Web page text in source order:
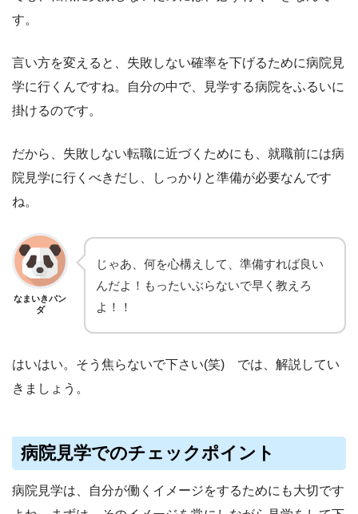
す。
言い方を変えると、失敗しない確率を下げるために病院見
学に行くんですね。自分の中で、見学する病院をふるいに
掛けるのです。
だから、失敗しない転職に近づくためにも、就職前には病
院見学に行くべきだし、しっかりと準備が必要なんです
ね。
なまいきパン
ダ
じゃあ、何を心構えして、準備すれば良い
んだよ！もったいぶらないで早く教えろ
よ！！
はいはい。そう焦らないで下さい(笑) では、解説してい
きましょう。
病院見学でのチェックポイント
病院見学は、自分が働くイメージをするためにも大切です